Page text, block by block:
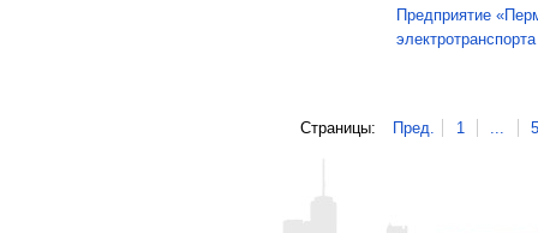
Предприятие
электротранспорта
Страницы: Пред. 1 5